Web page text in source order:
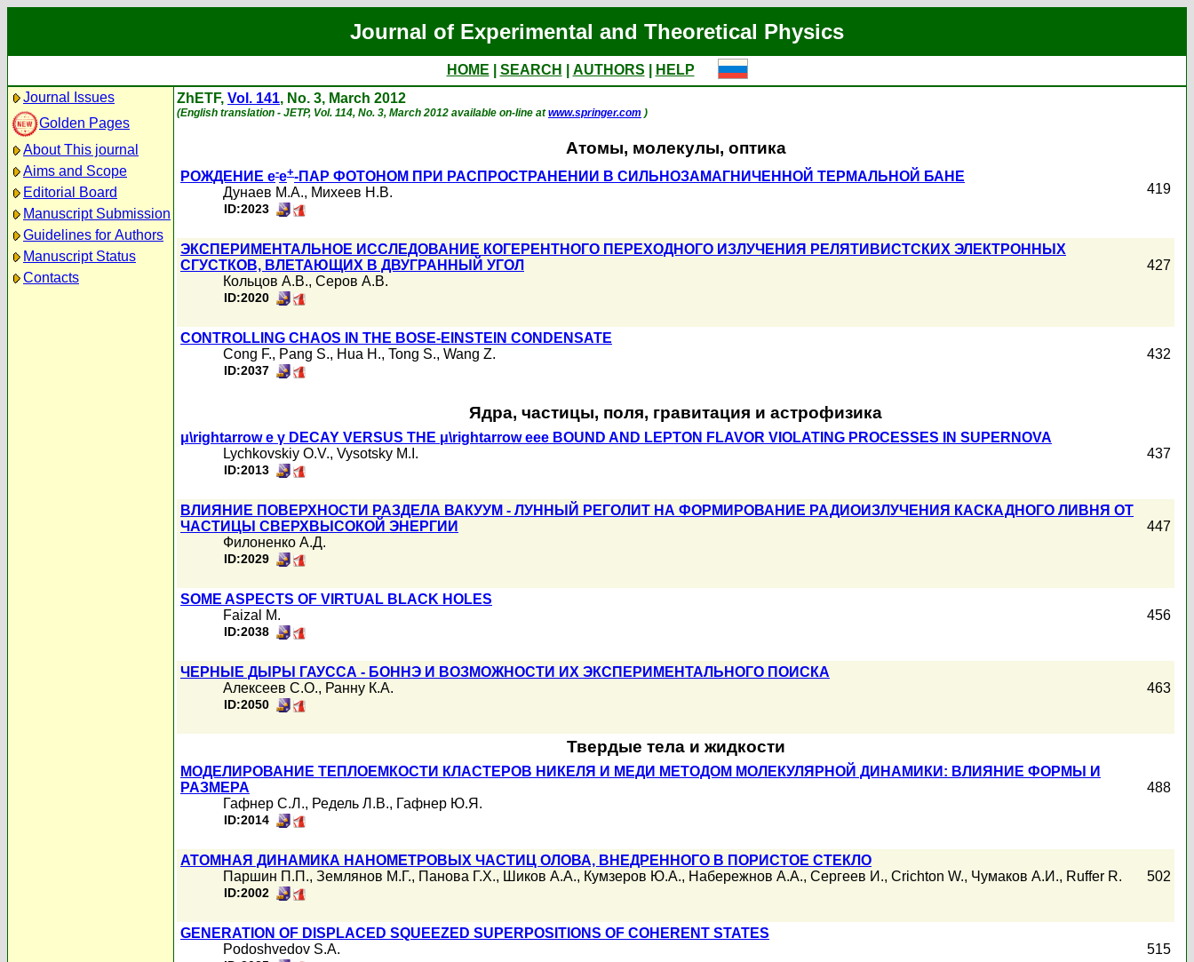
Journal of Experimental and Theoretical Physics
HOME SEARCH AUTHORS
HELP
Journal Issues
Golden Pages
About This journal
Aims and Scope
Editorial Board
Manuscript Submission
Guidelines for Authors
Manuscript Status
Contacts
ZhETF, Vol. 141, No. 3, March 2012
(English translation - JETP, Vol. 114, No. 3, March 2012 available on-line atwww.springer.com )
Атомы, молекулы, оптика
РОЖДЕНИЕ e-e+-ПАР ФОТОНОМ ПРИ РАСПРОСТРАНЕНИИ В СИЛЬНОЗАМАГНИЧЕННОЙ ТЕРМАЛЬНОЙ БАНЕ
Дунаев М.А., Михеев Н.В.
ID:2023
419
ЭКСПЕРИМЕНТАЛЬНОЕ ИССЛЕДОВАНИЕ КОГЕРЕНТНОГО ПЕРЕХОДНОГО ИЗЛУЧЕНИЯ РЕЛЯТИВИСТСКИХ ЭЛЕКТРОННЫХ
СГУСТКОВ, ВЛЕТАЮЩИХ В ДВУГРАННЫЙ УГОЛ
Кольцов А.В., Серов А.В.
ID:2020
427
CONTROLLING CHAOS IN THE BOSE-EINSTEIN CONDENSATE
Cong F., Pang S., Hua H., Tong S., Wang Z.
ID:2037
432
Ядра, частицы, поля, гравитация и астрофизика
μ\rightarrow e γ DECAY VERSUS THE μ\rightarrow eee BOUND AND LEPTON FLAVOR VIOLATING PROCESSES IN SUPERNOVA
Lychkovskiy O.V., Vysotsky M.I.
ID:2013
437
ВЛИЯНИЕ ПОВЕРХНОСТИ РАЗДЕЛА ВАКУУМ - ЛУННЫЙ РЕГОЛИТ НА ФОРМИРОВАНИЕ РАДИОИЗЛУЧЕНИЯ КАСКАДНОГО ЛИВНЯ ОТ
ЧАСТИЦЫ СВЕРХВЫСОКОЙ ЭНЕРГИИ
Филоненко А.Д.
ID:2029
447
SOME ASPECTS OF VIRTUAL BLACK HOLES
Faizal M.
ID:2038
456
ЧЕРНЫЕ ДЫРЫ ГАУССА - БОННЭ И ВОЗМОЖНОСТИ ИХ ЭКСПЕРИМЕНТАЛЬНОГО ПОИСКА
Алексеев С.О., Ранну К.А.
ID:2050
463
Твердые тела и жидкости
МОДЕЛИРОВАНИЕ ТЕПЛОЕМКОСТИ КЛАСТЕРОВ НИКЕЛЯ И МЕДИ МЕТОДОМ МОЛЕКУЛЯРНОЙ ДИНАМИКИ: ВЛИЯНИЕ ФОРМЫ И
РАЗМЕРА
Гафнер С.Л., Редель Л.В., Гафнер Ю.Я.
ID:2014
488
АТОМНАЯ ДИНАМИКА НАНОМЕТРОВЫХ ЧАСТИЦ ОЛОВА, ВНЕДРЕННОГО В ПОРИСТОЕ СТЕКЛО
Паршин П.П., Землянов М.Г., Панова Г.Х., Шиков А.А., Кумзеров Ю.А., Набережнов А.А., Сергеев И., Crichton W., Чумаков А.И., Ruffer R.
ID:2002
502
GENERATION OF DISPLACED SQUEEZED SUPERPOSITIONS OF COHERENT STATES
Podoshvedov S.A.
515